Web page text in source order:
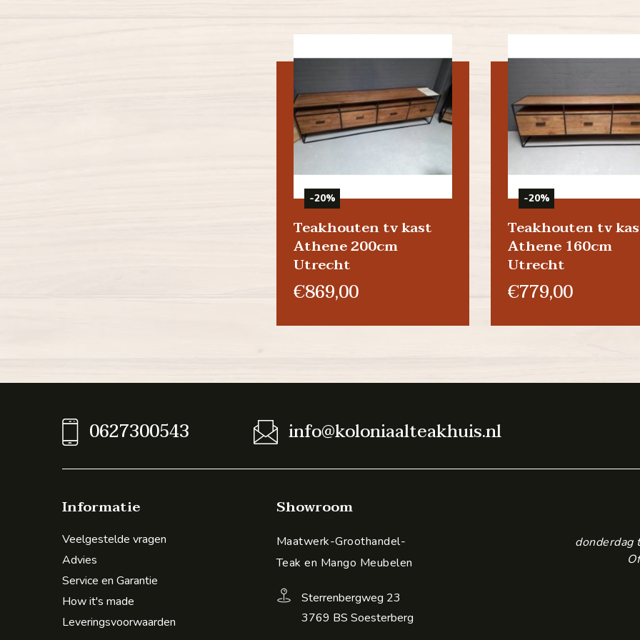
-20%
Teakhouten tv kast
Athene 200cm
Utrecht
€869,00
-20%
Teakhouten tv
Athene 160cm
Utrecht
€779,00
0627300543 info@koloniaalteakhuis.nl
Informatie
Veelgestelde vragen
Advies
Service en Garantie
How it's made
Leveringsvoorwaarden
Showroom
Maatwerk-Groothandel-
Teak en Mango Meubelen
Sterrenbergweg 23
3769 BS Soesterberg
donderdag